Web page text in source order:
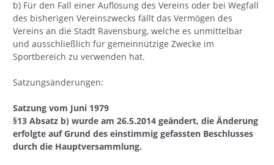
b) Für den Fall einer Auflösung des Vereins oder bei Wegfall
des bisherigen Vereinszwecks fällt das Vermögen des
Vereins an die Stadt Ravensburg, welche es unmittelbar
und ausschließlich für gemeinnützige Zwecke im
Sportbereich zu verwenden hat.
Satzungsänderungen:
Satzung vom Juni 1979
§13 Absatz b) wurde am 26.5.2014 geändert, die Änderung
erfolgte auf Grund des einstimmig gefassten Beschlusses
durch die Hauptversammlung.